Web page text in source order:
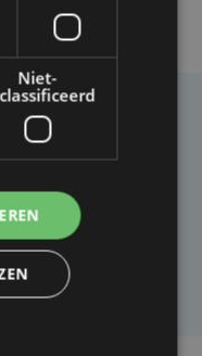
opgemerkt in dit
Niet-